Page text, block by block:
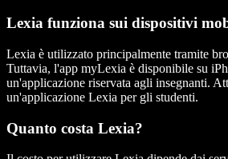
Lexia funziona sui dispositivi
Lexia è utilizzato principalmente tramite
Tuttavia, l'app myLexia è disponibile su
un'applicazione riservata agli insegnanti.
un'applicazione Lexia per gli studenti.
Quanto costa Lexia?